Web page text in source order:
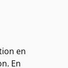
en
En